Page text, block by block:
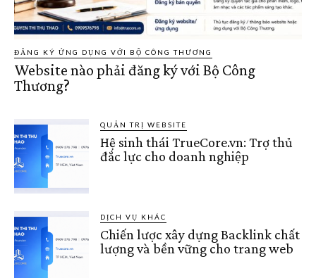
ĐĂNG KÝ ỨNG DỤNG VỚI BỘ CÔNG THƯƠNG
Website nào phải đăng ký với Bộ Công
Thương?
QUẢN TRỊ WEBSITE
Hệ sinh thái TrueCore.vn: Trợ thủ
đắc lực cho doanh nghiệp
DỊCH VỤ KHÁC
Chiến lược xây dựng Backlink chất
lượng và bền vững cho trang web